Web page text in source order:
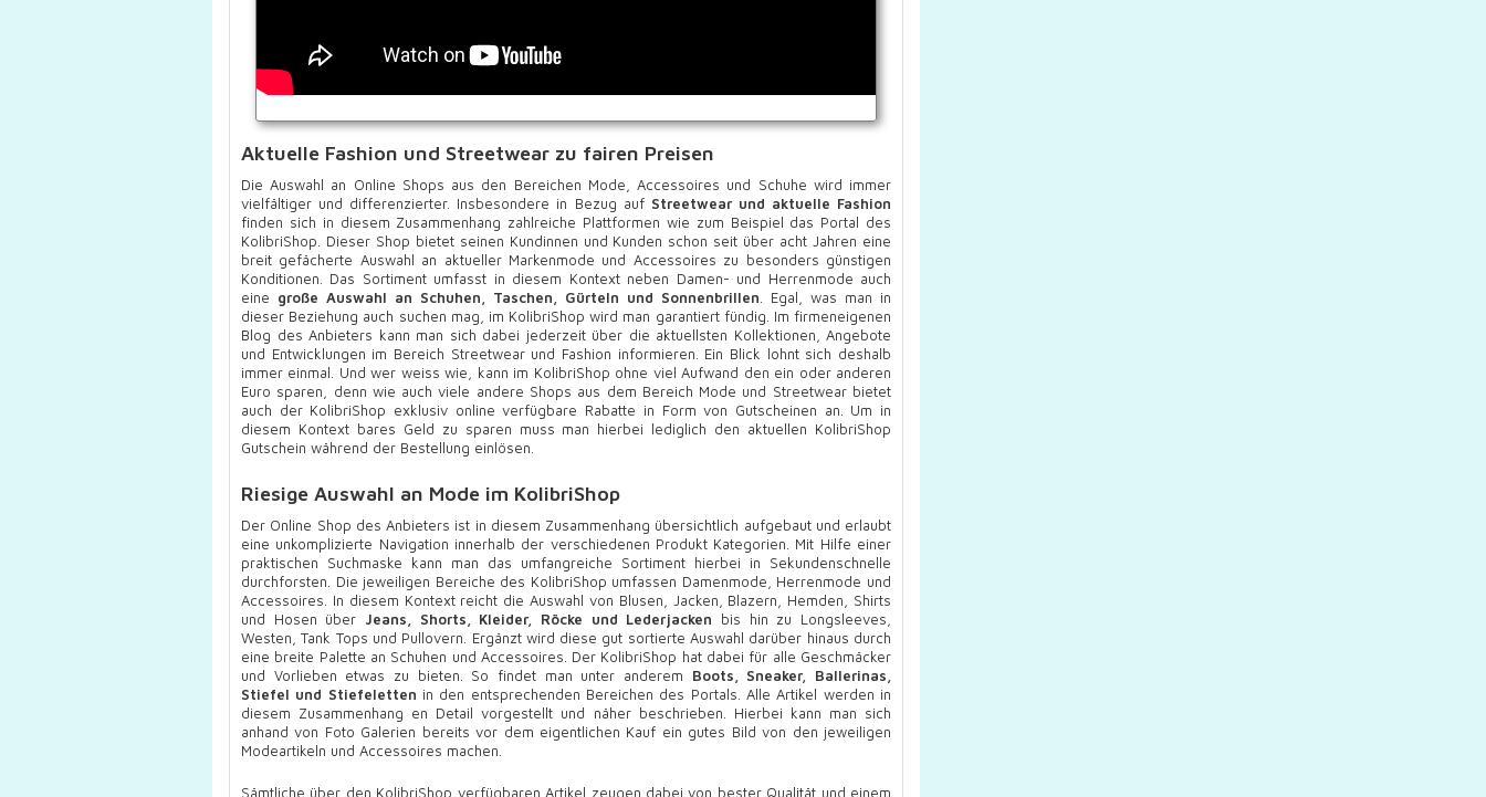
Aktuelle Fashion und Streetwear zu fairen Preisen
Die Auswahl an Online Shops aus den Bereichen Mode, Accessoires und Schuhe wird immer
vielfältiger und differenzierter. Insbesondere in Bezug auf Streetwear und aktuelle Fashion
finden sich in diesem Zusammenhang zahlreiche Plattformen wie zum Beispiel das Portal des
KolibriShop. Dieser Shop bietet seinen Kundinnen und Kunden schon seit über acht Jahren eine
breit gefächerte Auswahl an aktueller Markenmode und Accessoires zu besonders günstigen
Konditionen. Das Sortiment umfasst in diesem Kontext neben Damen- und Herrenmode auch
eine große Auswahl an Schuhen, Taschen, Gürteln und Sonnenbrillen. Egal, was man in
dieser Beziehung auch suchen mag, im KolibriShop wird man garantiert fündig. Im firmeneigenen
Blog des Anbieters kann man sich dabei jederzeit über die aktuellsten Kollektionen, Angebote
und Entwicklungen im Bereich Streetwear und Fashion informieren. Ein Blick lohnt sich deshalb
immer einmal. Und wer weiss wie, kann im KolibriShop ohne viel Aufwand den ein oder anderen
Euro sparen, denn wie auch viele andere Shops aus dem Bereich Mode und Streetwear bietet
auch der KolibriShop exklusiv online verfügbare Rabatte in Form von Gutscheinen an. Um in
diesem Kontext bares Geld zu sparen muss man hierbei lediglich den aktuellen KolibriShop
Gutschein während der Bestellung einlösen.
Riesige Auswahl an Mode im KolibriShop
Der Online Shop des Anbieters ist in diesem Zusammenhang übersichtlich aufgebaut und erlaubt
eine unkomplizierte Navigation innerhalb der verschiedenen Produkt Kategorien. Mit Hilfe einer
praktischen Suchmaske kann man das umfangreiche Sortiment hierbei in Sekundenschnelle
durchforsten. Die jeweiligen Bereiche des KolibriShop umfassen Damenmode, Herrenmode und
Accessoires. In diesem Kontext reicht die Auswahl von Blusen, Jacken, Blazern, Hemden, Shirts
und Hosen über Jeans, Shorts, Kleider, Röcke und Lederjacken bis hin zu Longsleeves,
Westen, Tank Tops und Pullovern. Ergänzt wird diese gut sortierte Auswahl darüber hinaus durch
eine breite Palette an Schuhen und Accessoires. Der KolibriShop hat dabei für alle Geschmäcker
und Vorlieben etwas zu bieten. So findet man unter anderem Boots, Sneaker, Ballerinas,
Stiefel und Stiefeletten in den entsprechenden Bereichen des Portals. Alle Artikel werden in
diesem Zusammenhang en Detail vorgestellt und näher beschrieben. Hierbei kann man sich
anhand von Foto Galerien bereits vor dem eigentlichen Kauf ein gutes Bild von den jeweiligen
Modeartikeln und Accessoires machen.
Sämtliche über den KolibriShop verfügbaren Artikel zeugen dabei von bester Qualität und einem